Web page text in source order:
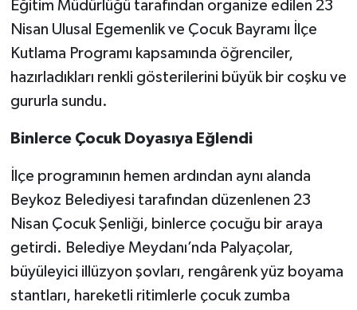
Eğitim Müdürlüğü tarafından organize edilen 23
Nisan Ulusal Egemenlik ve Çocuk Bayramı İlçe
Kutlama Programı kapsamında öğrenciler,
hazırladıkları renkli gösterilerini büyük bir coşku ve
gururla sundu.
Binlerce Çocuk Doyasıya Eğlendi
İlçe programının hemen ardından aynı alanda
Beykoz Belediyesi tarafından düzenlenen 23
Nisan Çocuk Şenliği, binlerce çocuğu bir araya
getirdi. Belediye Meydanı’nda Palyaçolar,
büyüleyici illüzyon şovları, rengârenk yüz boyama
stantları, hareketli ritimlerle çocuk zumba